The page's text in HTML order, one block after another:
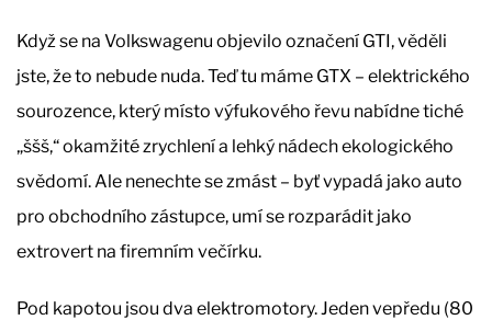
Když se na Volkswagenu objevilo označení GTI, věděli
jste, že to nebude nuda. Teď tu máme GTX – elektrického
sourozence, který místo výfukového řevu nabídne tiché
„ššš,“ okamžité zrychlení a lehký nádech ekologického
svědomí. Ale nenechte se zmást – byť vypadá jako auto
pro obchodního zástupce, umí se rozparádit jako
extrovert na firemním večírku.
Pod kapotou jsou dva elektromotory. Jeden vepředu (80